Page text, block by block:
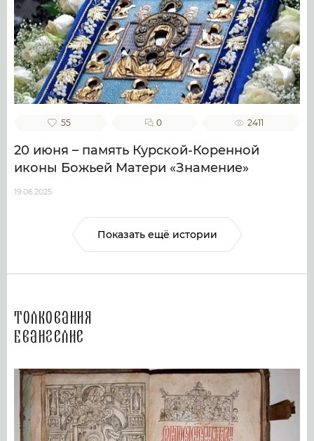
55 0 2411
20 июня – память Курской-Коренной
иконы Божьей Матери «Знамение»
19.06.2025
Показать ещё истории
Толкования
Евангелие